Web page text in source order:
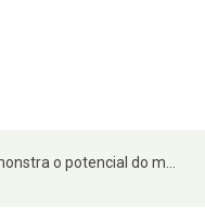
o potencial do m...